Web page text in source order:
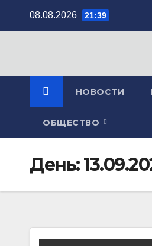
08.08.2026 21:39
НОВОСТИ
ОБЩЕСТВО
День: